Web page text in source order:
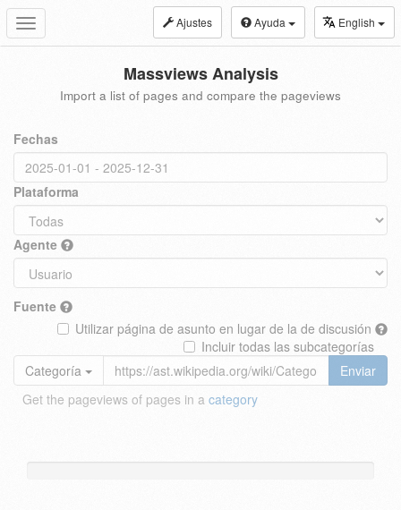
Toggle
navigation
Ajustes Ayuda English
Massviews Analysis
Import a list of pages and compare the pageviews
Fechas
Plataforma
Agente
Fuente
Utilizar página de asunto en lugar de la de discusión
Incluir todas las subcategorías
Categoría
Enviar
Get the pageviews of pages in a category